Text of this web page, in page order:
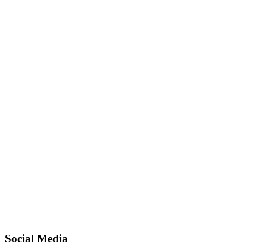
Social Media